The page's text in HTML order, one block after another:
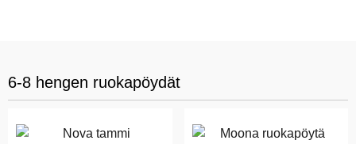
6-8 hengen ruokapöydät